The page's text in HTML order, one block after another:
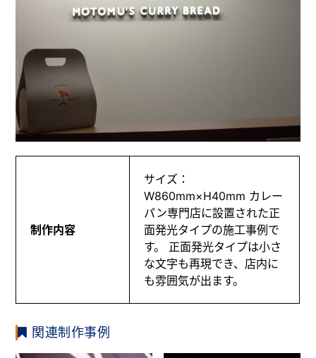
制作内容
サイズ：
W860mm×H40mm カレー
パン専門店に設置された正
面発光タイプの施工事例で
す。 正面発光タイプは小さ
な文字も再現でき、店内に
も雰囲気が出ます。
関連制作事例